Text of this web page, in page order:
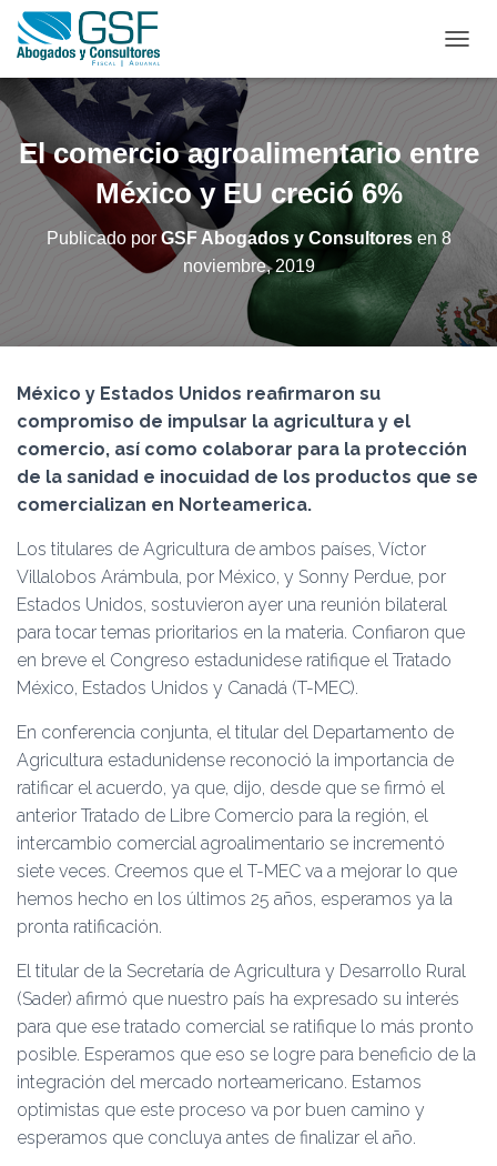
A
A
M
O
E
N
A
C
I
El comercio agroalimentario entre
México y EU creció 6%
Publicado por GSF Abogados y Consultoresen8
noviembre, 2019
México y Estados Unidos reafirmaron su
compromiso de impulsar la agricultura y el
comercio, así como colaborar para la protección
de la sanidad e inocuidad de los productos que se
comercializan en Norteamerica.
Los titulares de Agricultura de ambos países, Víctor
Villalobos Arámbula, por México, y Sonny Perdue, por
Estados Unidos, sostuvieron ayer una reunión bilateral
para tocar temas prioritarios en la materia. Confiaron que
en breve el Congreso estadunidese ratifique el Tratado
México, Estados Unidos y Canadá (T-MEC).
En conferencia conjunta, el titular del Departamento de
Agricultura estadunidense reconoció la importancia de
ratificar el acuerdo, ya que, dijo, desde que se firmó el
anterior Tratado de Libre Comercio para la región, el
intercambio comercial agroalimentario se incrementó
siete veces. Creemos que el T-MEC va a mejorar lo que
hemos hecho en los últimos 25 años, esperamos ya la
pronta ratificación.
El titular de la Secretaría de Agricultura y Desarrollo Rural
(Sader) afirmó que nuestro país ha expresado su interés
para que ese tratado comercial se ratifique lo más pronto
posible. Esperamos que eso se logre para beneficio de la
integración del mercado norteamericano. Estamos
optimistas que este proceso va por buen camino y
esperamos que concluya antes de finalizar el año.